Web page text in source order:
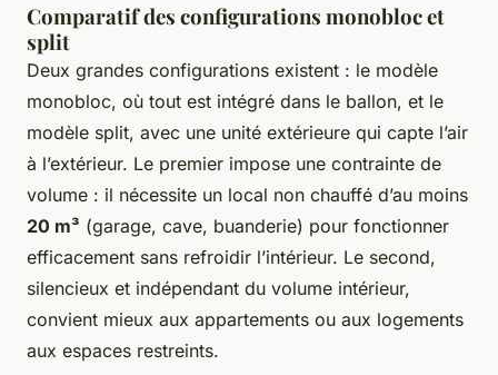
Comparatif des configurations monobloc et
split
Deux grandes configurations existent : le modèle
monobloc, où tout est intégré dans le ballon, et le
modèle split, avec une unité extérieure qui capte l’air
à l’extérieur. Le premier impose une contrainte de
volume : il nécessite un local non chauffé d’au moins
20 m³ (garage, cave, buanderie) pour fonctionner
efficacement sans refroidir l’intérieur. Le second,
silencieux et indépendant du volume intérieur,
convient mieux aux appartements ou aux logements
aux espaces restreints.